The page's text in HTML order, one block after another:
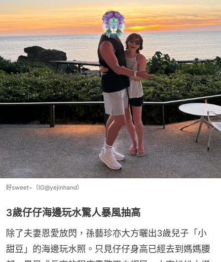
好sweet~（IG@yejinhand）
3歲仔仔海邊玩水驚人暴風抽高
除了夫妻恩愛放閃，孫藝珍亦大方曬出3歲兒子「小
甜豆」的海邊玩水照。只見仔仔身高已經去到媽媽腰